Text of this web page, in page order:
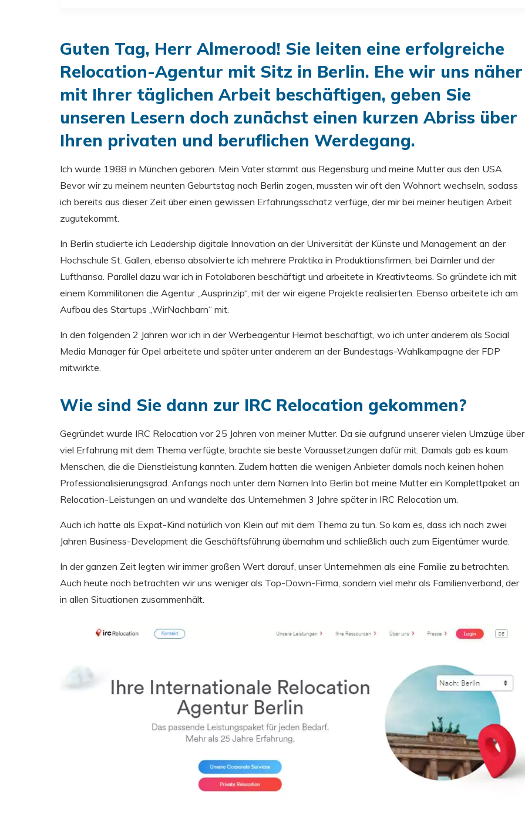
Guten Tag, Herr Almerood! Sie leiten eine erfolgreiche
Relocation-Agentur mit Sitz in Berlin. Ehe wir uns näher
mit Ihrer täglichen Arbeit beschäftigen, geben Sie
unseren Lesern doch zunächst einen kurzen Abriss über
Ihren privaten und beruflichen Werdegang.
Ich wurde 1988 in München geboren. Mein Vater stammt aus Regensburg und meine Mutter aus den USA.
Bevor wir zu meinem neunten Geburtstag nach Berlin zogen, mussten wir oft den Wohnort wechseln, sodass
ich bereits aus dieser Zeit über einen gewissen Erfahrungsschatz verfüge, der mir bei meiner heutigen Arbeit
zugutekommt.
In Berlin studierte ich Leadership digitale Innovation an der Universität der Künste und Management an der
Hochschule St. Gallen, ebenso absolvierte ich mehrere Praktika in Produktionsfirmen, bei Daimler und der
Lufthansa. Parallel dazu war ich in Fotolaboren beschäftigt und arbeitete in Kreativteams. So gründete ich mit
einem Kommilitonen die Agentur „Ausprinzip“, mit der wir eigene Projekte realisierten. Ebenso arbeitete ich am
Aufbau des Startups „WirNachbarn“ mit.
In den folgenden 2 Jahren war ich in der Werbeagentur Heimat beschäftigt, wo ich unter anderem als Social
Media Manager für Opel arbeitete und später unter anderem an der Bundestags-Wahlkampagne der FDP
mitwirkte.
Wie sind Sie dann zur IRC Relocation gekommen?
Gegründet wurde IRC Relocation vor 25 Jahren von meiner Mutter. Da sie aufgrund unserer vielen Umzüge über
viel Erfahrung mit dem Thema verfügte, brachte sie beste Voraussetzungen dafür mit. Damals gab es kaum
Menschen, die die Dienstleistung kannten. Zudem hatten die wenigen Anbieter damals noch keinen hohen
Professionalisierungsgrad. Anfangs noch unter dem Namen Into Berlin bot meine Mutter ein Komplettpaket an
Relocation-Leistungen an und wandelte das Unternehmen 3 Jahre später in IRC Relocation um.
Auch ich hatte als Expat-Kind natürlich von Klein auf mit dem Thema zu tun. So kam es, dass ich nach zwei
Jahren Business-Development die Geschäftsführung übernahm und schließlich auch zum Eigentümer wurde.
In der ganzen Zeit legten wir immer großen Wert darauf, unser Unternehmen als eine Familie zu betrachten.
Auch heute noch betrachten wir uns weniger als Top-Down-Firma, sondern viel mehr als Familienverband, der
in allen Situationen zusammenhält.